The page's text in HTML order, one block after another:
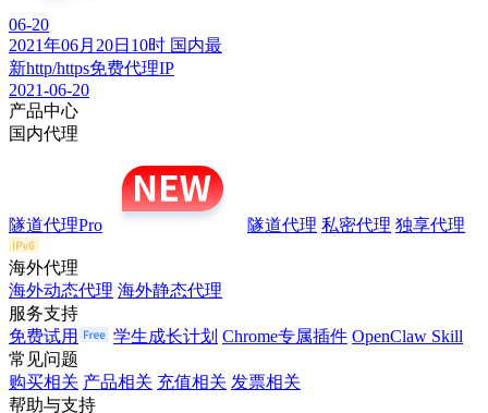
06-20
2021年06月20日10时 国内最
新http/https免费代理IP
2021-06-20
产品中心
国内代理
隧道代理Pro 隧道代理 私密代理 独享代理
海外代理
海外动态代理 海外静态代理
服务支持
免费试用
学生成长计划 Chrome专属插件 OpenClaw Skill
常见问题
购买相关 产品相关 充值相关 发票相关
帮助与支持